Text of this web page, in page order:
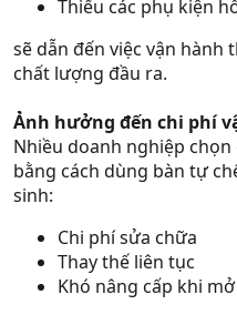
Thiếu các phụ kiện
sẽ dẫn đến việc vận hành
chất lượng đầu ra.
Ảnh hưởng đến chi phí
Nhiều doanh nghiệp
bằng cách dùng bàn tự
sinh:
Chi phí sửa chữa
Thay thế liên tục
Khó nâng cấp khi